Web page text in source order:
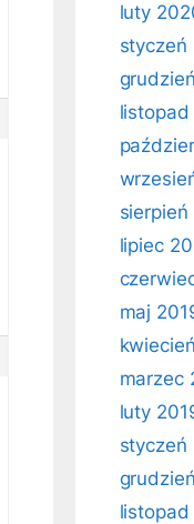
luty
styczeń
listopad
sierpień
lipiec
maj
marzec
luty
styczeń
listopad